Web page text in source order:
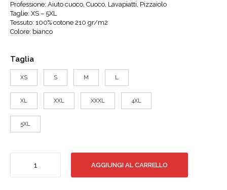
Professione: Aiuto cuoco, Cuoco, Lavapiatti, Pizzaiolo
Taglie: XS – 5XL
Tessuto: 100% cotone 210 gr/m2
Colore: bianco
Taglia
XS S M L
XL XXL XXXL 4XL
5XL
Cuoco
AGGIUNGI AL CARRELLO